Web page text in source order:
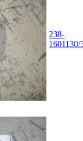
238-
1601130/